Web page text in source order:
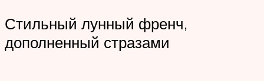
Стильный лунный френч,
дополненный стразами